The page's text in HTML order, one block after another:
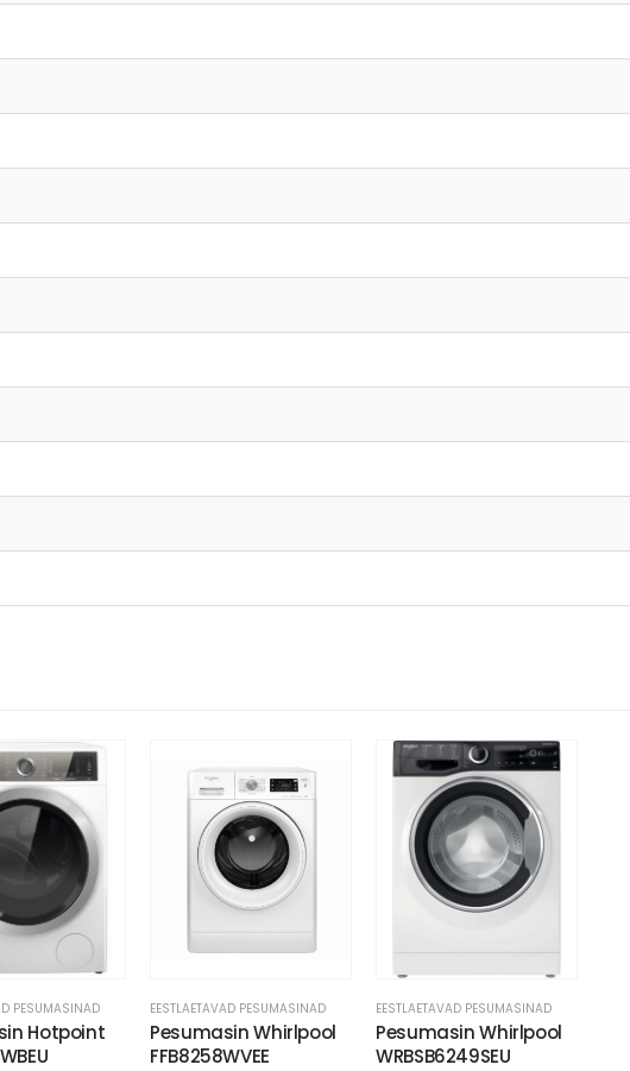
PESUMASINAD
Hotpoint
EESTLAETAVAD PESUMASINAD
Pesumasin Whirlpool
FFB8258WVEE
EESTLAETAVAD PESUMASINAD
Pesumasin Whirlpool
WRBSB6249SEU